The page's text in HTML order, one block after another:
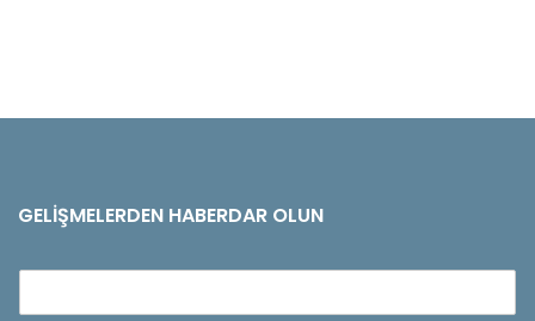
GELIŞMELERDEN HABERDAR OLUN